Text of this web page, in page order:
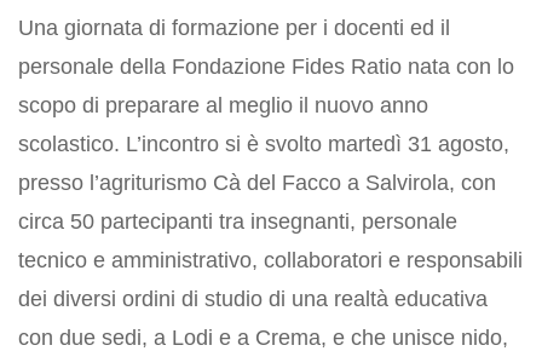
Una giornata di formazione per i docenti ed il
personale della Fondazione Fides Ratio nata con lo
scopo di preparare al meglio il nuovo anno
scolastico. L’incontro si è svolto martedì 31 agosto,
presso l’agriturismo Cà del Facco a Salvirola, con
circa 50 partecipanti tra insegnanti, personale
tecnico e amministrativo, collaboratori e responsabili
dei diversi ordini di studio di una realtà educativa
con due sedi, a Lodi e a Crema, e che unisce nido,